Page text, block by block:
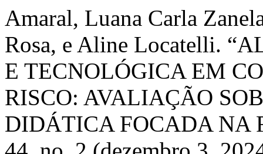
Amaral, Luana Carla
Rosa, e Aline Locatelli.
E TECNOLÓGICA EM
RISCO: AVALIAÇÃO
DIDÁTICA FOCADA NA